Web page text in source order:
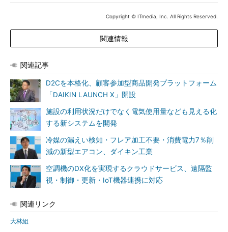
Copyright © ITmedia, Inc. All Rights Reserved.
関連情報
関連記事
D2Cを本格化、顧客参加型商品開発プラットフォーム
「DAIKIN LAUNCH X」開設
施設の利用状況だけでなく電気使用量なども見える化
する新システムを開発
冷媒の漏えい検知・フレア加工不要・消費電力7％削
減の新型エアコン、ダイキン工業
空調機のDX化を実現するクラウドサービス、遠隔監
視・制御・更新・IoT機器連携に対応
関連リンク
大林組